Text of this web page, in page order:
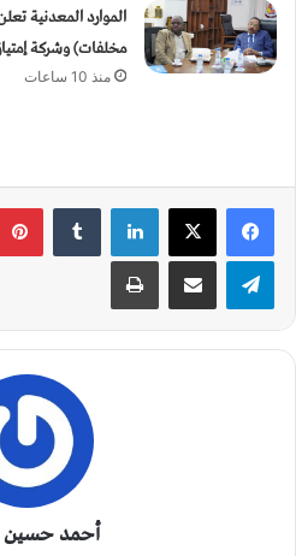
مخلفات) وشركة
منذ 10 ساعات
لينكدإن
أحمد